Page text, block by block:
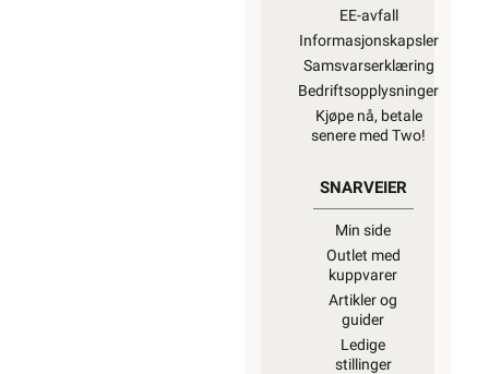
EE-avfall
Informasjonskapsler
Samsvarserklæring
Bedriftsopplysninger
Kjøpe nå, betale
senere med Two!
SNARVEIER
Min side
Outlet med
kuppvarer
Artikler og
guider
Ledige
stillinger